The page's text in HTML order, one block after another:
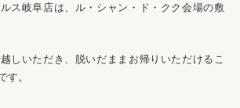
ス岐阜店は、ル・シャン・ド・クク会場の敷
しいただき、脱いだままお帰りいただけるこ
す。